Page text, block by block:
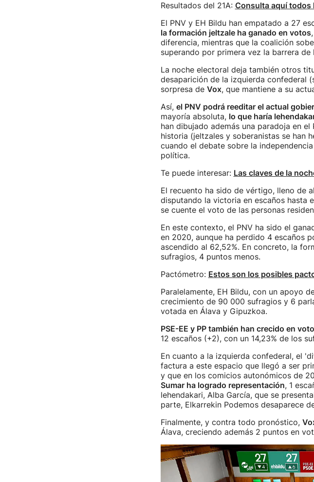
Resultados del 21A: Consulta aquí todos
El PNV y EH Bildu han empatado a 27
la formación jeltzale ha ganado en votos
diferencia, mientras que la coalición
superando por primera vez la barrera
La noche electoral deja también otros
desaparición de la izquierda confederal
sorpresa de Vox, que mantiene a su
Así, el PNV podrá reeditar el actual
mayoría absoluta, lo que haría
han dibujado además una paradoja en
historia (jeltzales y soberanistas se han
cuando el debate sobre la
política.
Te puede interesar: Las claves de la
El recuento ha sido de vértigo, lleno de
disputando la victoria en escaños hasta
se cuente el voto de las personas
En este contexto, el PNV ha sido el
en 2020, aunque ha perdido 4 escaños
ascendido al 62,52%. En concreto, la
sufragios, 4 puntos menos.
Pactómetro: Estos son los posibles
Paralelamente, EH Bildu, con un apoyo
crecimiento de 90 000 sufragios y 6
votada en Álava y Gipuzkoa.
PSE-EE y PP también han crecido en
12 escaños (+2), con un 14,23% de los
En cuanto a la izquierda confederal, el
factura a este espacio que llegó a ser
y que en los comicios autonómicos de
Sumar ha logrado representación, 1
lehendakari, Alba García, que se
parte, Elkarrekin Podemos desaparece
Finalmente, y contra todo pronóstico,
Álava, creciendo además 2 puntos en